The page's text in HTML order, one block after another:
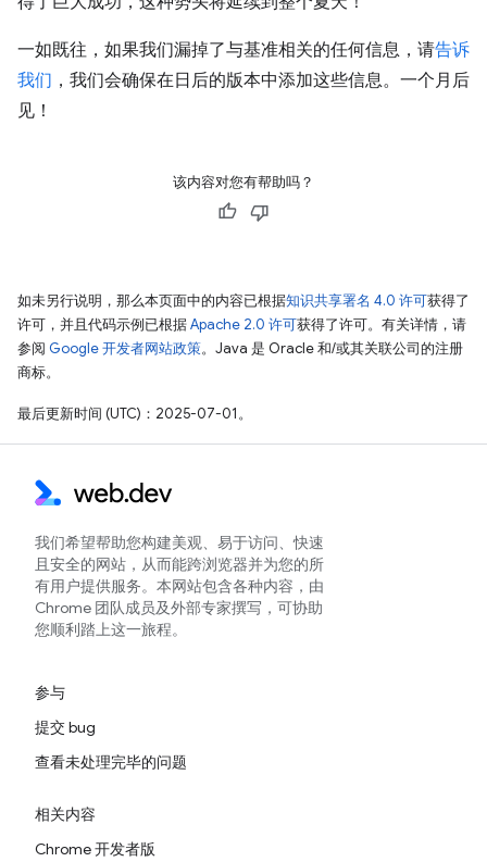
一如既往，如果我们漏掉了与基准相关的任何信息，请告诉
我们 ，我们会确保在日后的版本中添加这些信息。一个月后
见！
该内容对您有帮助吗？
如未另行说明，那么本页面中的内容已根据知识共享署名 4.0 许可获得了
许可，并且代码示例已根据Apache 2.0 许可获得了许可。有关详情，请
参阅 Google 开发者网站政策。Java 是 Oracle 和/或其关联公司的注册
商标。
最后更新时间 (UTC)：2025-07-01。
我们希望帮助您构建美观、易于访问、快速
且安全的网站，从而能跨浏览器并为您的所
有用户提供服务。本网站包含各种内容，由
Chrome 团队成员及外部专家撰写，可协助
您顺利踏上这一旅程。
参与
提交 bug
查看未处理完毕的问题
相关内容
Chrome 开发者版